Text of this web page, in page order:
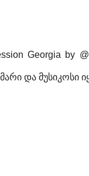
Georgia by
და მუსიკოსი